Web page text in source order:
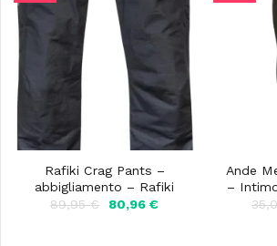
Rafiki Crag Pants –
abbigliamento – Rafiki
89,95€
Il
80,96 €Il
Ande
–